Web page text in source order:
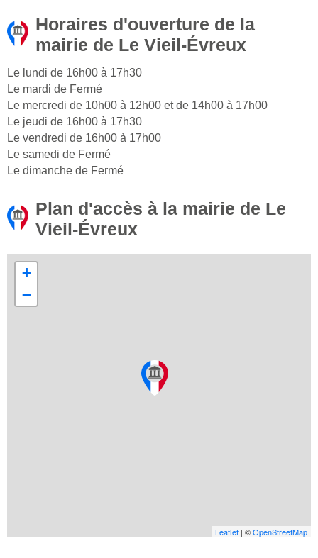
Horaires d'ouverture de la
mairie de Le Vieil-Évreux
Le lundi de 16h00 à 17h30
Le mardi de Fermé
Le mercredi de 10h00 à 12h00 et de 14h00 à 17h00
Le jeudi de 16h00 à 17h30
Le vendredi de 16h00 à 17h00
Le samedi de Fermé
Le dimanche de Fermé
Plan d'accès à la mairie de Le
Vieil-Évreux
+
−
Leaflet | ©OpenStreetMap